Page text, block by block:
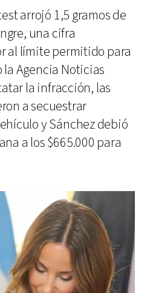
arrojó 1,5 gramos de
una cifra
al límite permitido para
Agencia Noticias
la infracción, las
a secuestrar
y Sánchez debió
a los $665.000 para